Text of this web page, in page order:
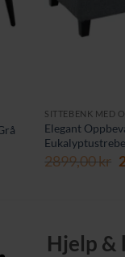
SITTEBENK MED
Elegant
2899,00kr
Hjelp &